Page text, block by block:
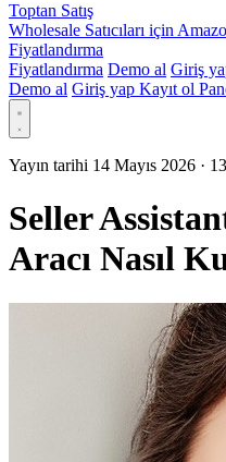
Toptan Satış
Wholesale Satıcıları için
Fiyatlandırma
Fiyatlandırma Demo al Giriş
Demo al Giriş yap Kayıt ol
Yayın tarihi 14 Mayıs 2026 ·
Seller
Aracı Nasıl